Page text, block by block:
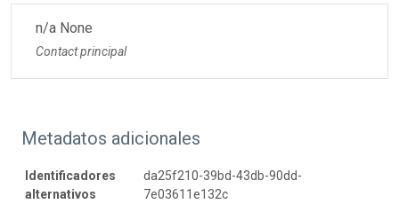
n/a None
Contact principal
Metadatos adicionales
Identificadores
alternativos
da25f210-39bd-43db-90dd-
7e03611e132c